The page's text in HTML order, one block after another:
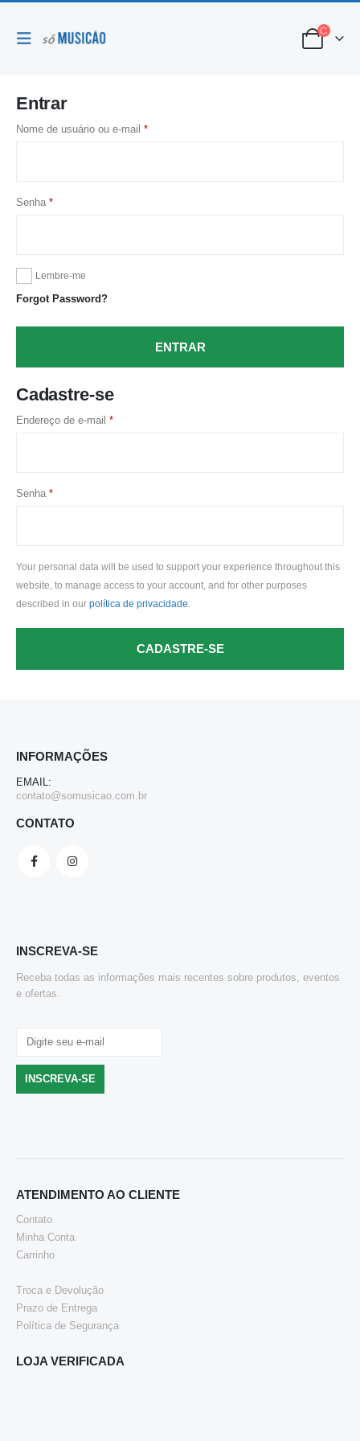
Entrar
Nome de usuário ou e-mail *
Senha *
Lembre-me
Forgot Password?
ENTRAR
Cadastre-se
Endereço de e-mail *
Senha *
Your personal data will be used to support your experience throughout this
website, to manage access to your account, and for other purposes
described in our política de privacidade
CADASTRE-SE
INFORMAÇÕES
EMAIL:
contato@somusicao.com.br
CONTATO
INSCREVA-SE
Receba todas as informações mais recentes sobre produtos, eventos
e ofertas.
ATENDIMENTO AO CLIENTE
Contato
Minha Conta
Carrinho
Troca e Devolução
Prazo de Entrega
Política de Segurança
LOJA VERIFICADA